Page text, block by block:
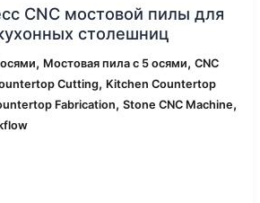
CNC мостовой пилы для
столешниц
, Мостовая пила с 5 осями,CNC
Cutting, Kitchen Countertop
Fabrication,Stone CNC Machine,